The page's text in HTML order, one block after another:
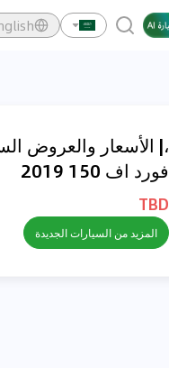
،| الأسعار والعروض
فورد اف 150 2019
TBD
المزيد من السيارات الجديدة